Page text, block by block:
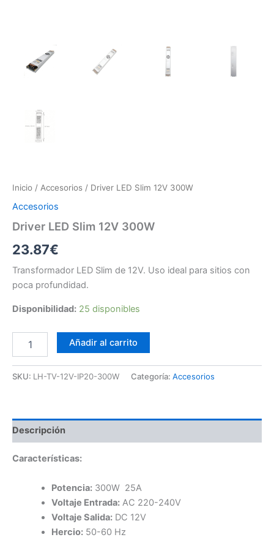
Inicio / Accesorios / Driver LED Slim 12V 300W
Accesorios
Driver LED Slim 12V 300W
23.87€
Transformador LED Slim de 12V. Uso ideal para sitios con
poca profundidad.
Disponibilidad: 25 disponibles
12V
Añadir al carrito
SKU: LH-TV-12V-IP20-300W Categoría: Accesorios
Descripción
Características:
Potencia:300W 25A
Voltaje Entrada:AC 220-240V
Voltaje Salida:DC 12V
Hercio:50-60 Hz